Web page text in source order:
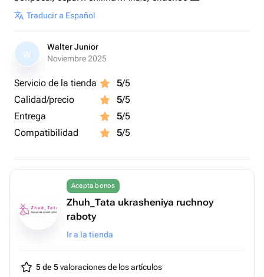
Traducir a Español
W
Walter Junior
Noviembre 2025
Servicio de la tienda 5/5
Calidad/precio
5/5
Entrega
5/5
Compatibilidad
5/5
Acepta bonos
Zhuh_Tata ukrasheniya ruchnoy
raboty
Ir a la tienda
5 de 5valoraciones de los artículos